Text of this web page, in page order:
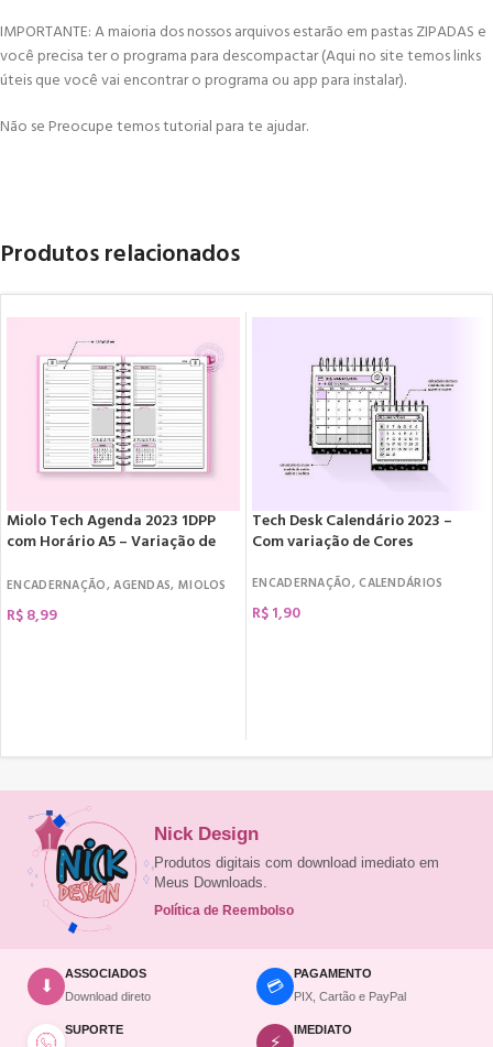
IMPORTANTE: A maioria dos nossos arquivos estarão em pastas ZIPADAS e
você precisa ter o programa para descompactar (Aqui no site temos links
úteis que você vai encontrar o programa ou app para instalar).
Não se Preocupe temos tutorial para te ajudar.
Produtos relacionados
Miolo Tech Agenda 2023 1DPP
com Horário A5 – Variação de
ENCADERNAÇÃO,AGENDAS, MIOLOS
R$8,99
Tech Desk Calendário 2023 –
Com variação de Cores
ENCADERNAÇÃO,CALENDÁRIOS
R$1,90
Nick Design
Produtos digitais com download imediato em
Meus Downloads.
Política de Reembolso
⬇
ASSOCIADOS
Download direto
💳
PAGAMENTO
PIX, Cartão e PayPal
SUPORTE
⚡
IMEDIATO